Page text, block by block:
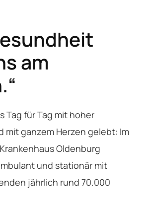
am
Tag für Tag mit hoher
mit ganzem Herzen gelebt: Im
Oldenburg
und stationär mit
jährlich rund 70.000